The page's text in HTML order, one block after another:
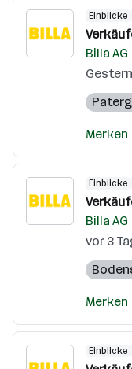
Einblicke
Billa AG
Merken
Einblicke
Billa AG
vor 3
Merken
Einblicke